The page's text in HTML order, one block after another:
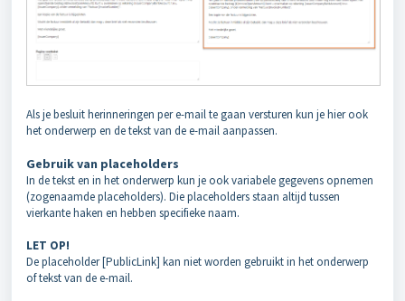
Als je besluit herinneringen per e-mail te gaan versturen kun je hier ook
het onderwerp en de tekst van de e-mail aanpassen.
Gebruik van placeholders
In de tekst en in het onderwerp kun je ook variabele gegevens opnemen
(zogenaamde placeholders). Die placeholders staan altijd tussen
vierkante haken en hebben specifieke naam.
LET OP!
De placeholder [PublicLink] kan niet worden gebruikt in het onderwerp
of tekst van de e-mail.